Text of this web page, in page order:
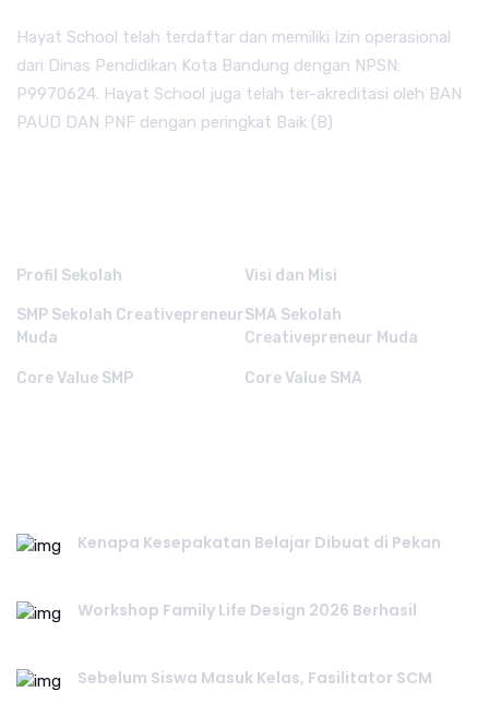
Hayat School telah terdaftar dan memiliki Izin operasional
dari Dinas Pendidikan Kota Bandung dengan NPSN:
P9970624. Hayat School juga telah ter-akreditasi oleh BAN
PAUD DAN PNF dengan peringkat Baik (B)
Profil Sekolah Visi dan Misi
SMP Sekolah Creativepreneur
Muda
SMA Sekolah
Creativepreneur Muda
Core Value SMP Core Value SMA
Kenapa Kesepakatan Belajar Dibuat di Pekan
Workshop Family Life Design 2026 Berhasil
Sebelum Siswa Masuk Kelas, Fasilitator SCM